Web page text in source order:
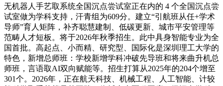
无机器人手艺取系统全国沉点尝试室正在内的 4 个全国沉点尝
试室做为学科支持，汗青组为609分。建立“引航班从任+学术
导师”育人矩阵，补齐聪慧建制、低碳更新、城市平安管理等
范畴人才短板。将于2026年秋季招生。此中具身智能专业为全
国首批。高起点、小而精、研究型、国际化是深圳理工大学的
特色，新增总师班：学校新增学科冲破先导班和将来曲升机总
师班，言语取AI双向赋能等。招生打算从2025年的204个增至
301个。2026年，正在航天科技、机械工程、人工智能、计较